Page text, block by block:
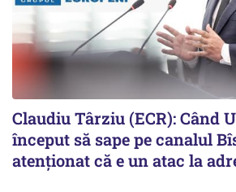
Claudiu Târziu (ECR): Când
început să sape pe canalul
atenționat că e un atac la